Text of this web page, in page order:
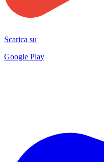
Scarica su
Google Play